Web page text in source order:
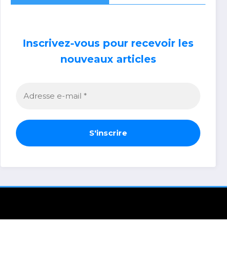
Inscrivez-vous pour recevoir les
nouveaux articles